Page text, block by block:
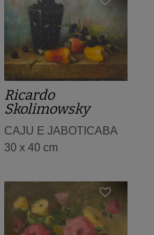
Ricardo
Skolimowsky
CAJU E JABOTICABA
30 x 40 cm